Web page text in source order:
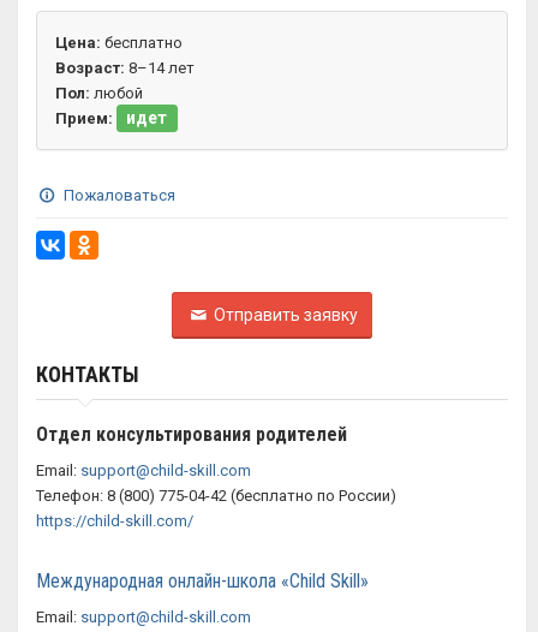
Цена: бесплатно
Возраст: 8–14 лет
Пол: любой
Прием:
идет
Пожаловаться
Отправить заявку
КОНТАКТЫ
Отдел консультирования родителей
Email: support@child-skill.com
Телефон: 8 (800) 775-04-42 (бесплатно по России)
https://child-skill.com/
Международная онлайн-школа «Child Skill»
Email: support@child-skill.com